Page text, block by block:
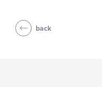
back